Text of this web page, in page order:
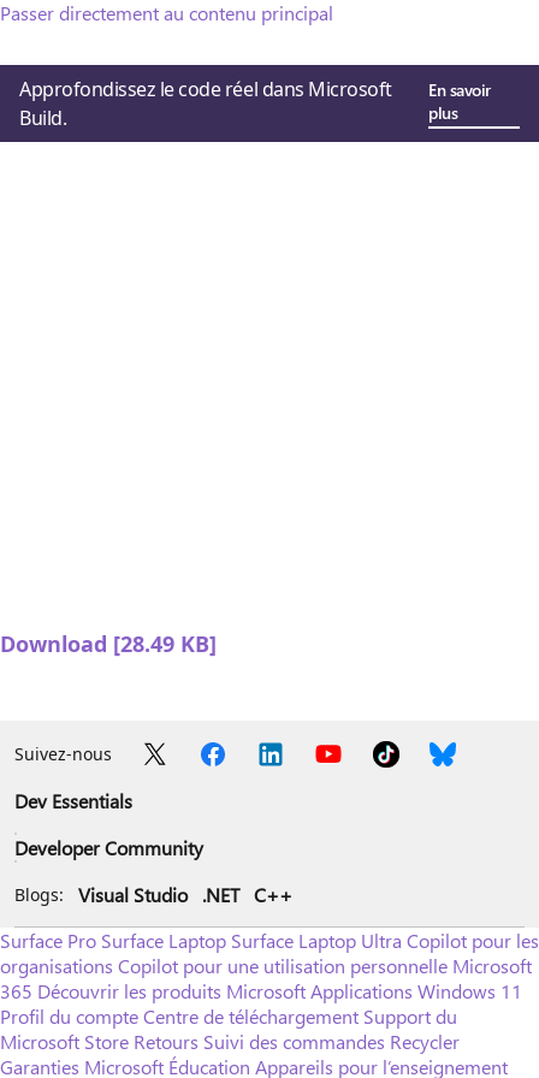
Passer directement au contenu principal
Approfondissez le code réel dans Microsoft
Build.
En savoir
plus
Download [28.49 KB]
Suivez-nous
Dev Essentials
Developer Community
Blogs: Visual Studio .NET C++
Surface Pro Surface Laptop Surface Laptop Ultra Copilot pour les
organisations Copilot pour une utilisation personnelle Microsoft
365 Découvrir les produits MicrosoftApplications Windows 11
Profil du compteCentre de téléchargement Support du
Microsoft Store Retours Suivi des commandes Recycler
Garanties Microsoft Éducation Appareils pour l’enseignement